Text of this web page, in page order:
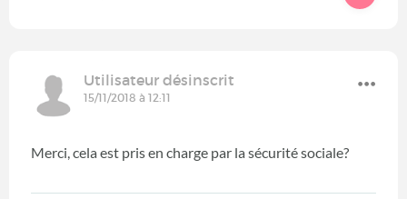
Utilisateur désinscrit
15/11/2018 à 12:11
Merci, cela est pris en charge par la sécurité sociale?